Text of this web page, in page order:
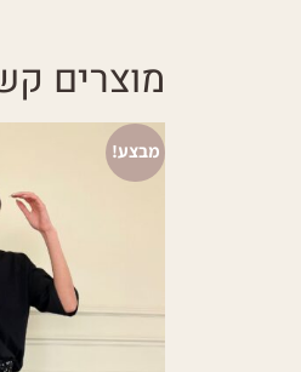
מוצרים
מבצע!